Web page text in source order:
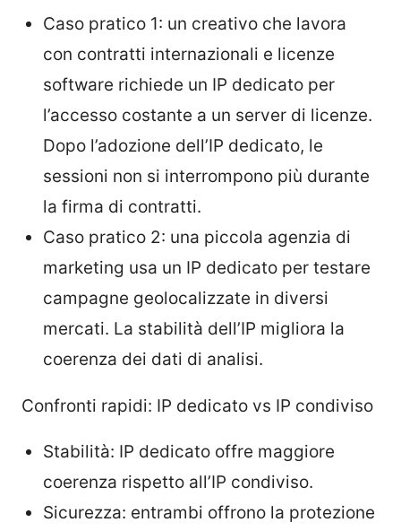
Caso pratico 1: un creativo che lavora
con contratti internazionali e licenze
software richiede un IP dedicato per
l’accesso costante a un server di licenze.
Dopo l’adozione dell’IP dedicato, le
sessioni non si interrompono più durante
la firma di contratti.
Caso pratico 2: una piccola agenzia di
marketing usa un IP dedicato per testare
campagne geolocalizzate in diversi
mercati. La stabilità dell’IP migliora la
coerenza dei dati di analisi.
Confronti rapidi: IP dedicato vs IP condiviso
Stabilità: IP dedicato offre maggiore
coerenza rispetto all’IP condiviso.
Sicurezza: entrambi offrono la protezione